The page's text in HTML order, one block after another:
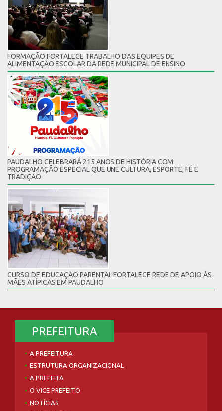
FORMAÇÃO FORTALECE TRABALHO DAS EQUIPES DE
ALIMENTAÇÃO ESCOLAR DA REDE MUNICIPAL DE ENSINO
PAUDALHO CELEBRARÁ 215 ANOS DE HISTÓRIA COM
PROGRAMAÇÃO ESPECIAL QUE UNE CULTURA, ESPORTE, FÉ E
TRADIÇÃO
CURSO DE EDUCAÇÃO PARENTAL FORTALECE REDE DE APOIO ÀS
MÃES ATÍPICAS EM PAUDALHO
PREFEITURA
A PREFEITURA
ESTRUTURA ORGANIZACIONAL
A PREFEITA
O VICE PREFEITO
NOTÍCIAS